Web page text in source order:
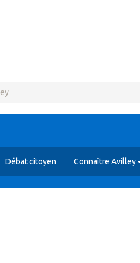
Débat citoyen Connaître Avilley